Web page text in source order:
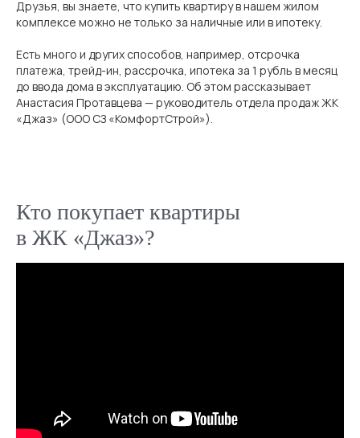
Друзья, вы знаете, что купить квартиру в нашем жилом
комплексе можно не только за наличные или в ипотеку.
Есть много и других способов, например, отсрочка
платежа, трейд-ин, рассрочка, ипотека за 1 рубль в месяц
до ввода дома в эксплуатацию. Об этом рассказывает
Анастасия Протавцева — руководитель отдела продаж ЖК
«Джаз» (ООО СЗ «КомфортСтрой»).
Кто покупает квартиры
в ЖК «Джаз»?
Позвонить